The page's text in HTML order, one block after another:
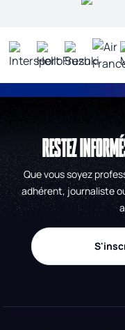
RESTEZ
Que vous soyez
adhérent, journaliste